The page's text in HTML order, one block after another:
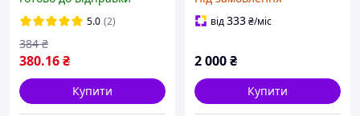
валізи, смарт маячок для
iPhone, блютуз GPS
брелок, чорний
5.0 (2)
380.16₴
384 ₴
Купити
906
від333₴/міс
2 000₴
Купити